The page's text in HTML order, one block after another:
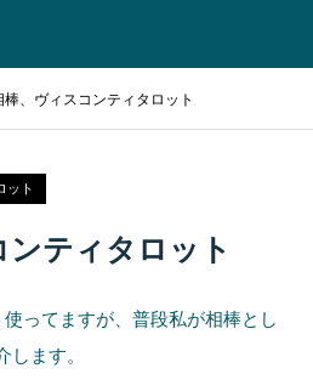
棒、ヴィスコンティタロット
ット
ティタロット
ってますが、普段私が相棒とし
ます。